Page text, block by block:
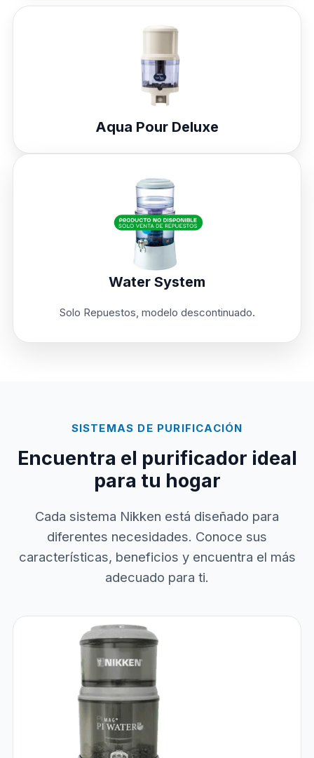
Aqua Pour Deluxe
Water System
Solo Repuestos, modelo descontinuado.
SISTEMAS DE PURIFICACIÓN
Encuentra el purificador ideal
para tu hogar
Cada sistema Nikken está diseñado para
diferentes necesidades. Conoce sus
características, beneficios y encuentra el más
adecuado para ti.